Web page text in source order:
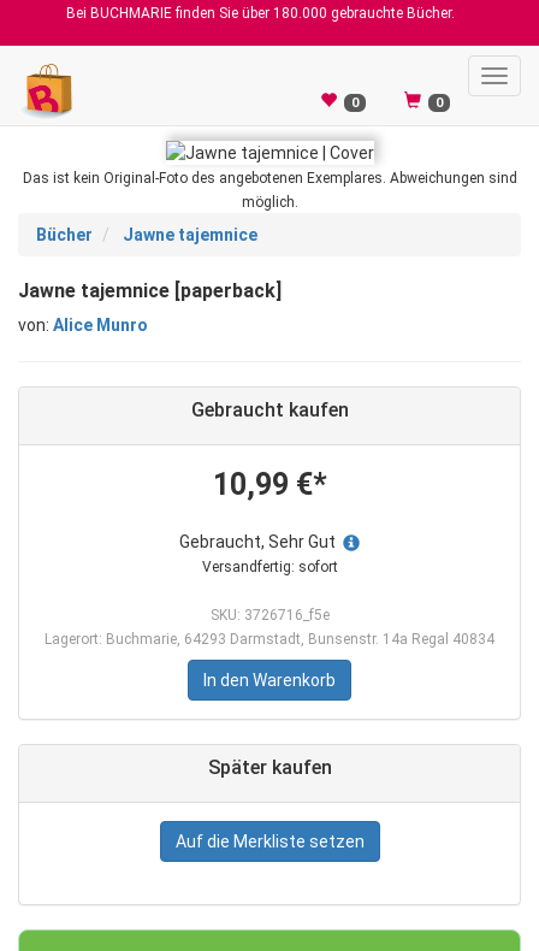
Bei BUCHMARIE finden Sie über 180.000 gebrauchte Bücher.
0 0
Das ist kein Original-Foto des angebotenen Exemplares. Abweichungen sind
möglich.
Bücher Jawne tajemnice
Jawne tajemnice [paperback]
von: Alice Munro
Gebraucht kaufen
10,99 €*
Gebraucht, Sehr Gut
Versandfertig: sofort
SKU: 3726716_f5e
Lagerort: Buchmarie, 64293 Darmstadt, Bunsenstr. 14a Regal 40834
In den Warenkorb
Später kaufen
Auf die Merkliste setzen